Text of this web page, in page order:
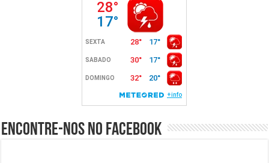
Encontre-nos no Facebook